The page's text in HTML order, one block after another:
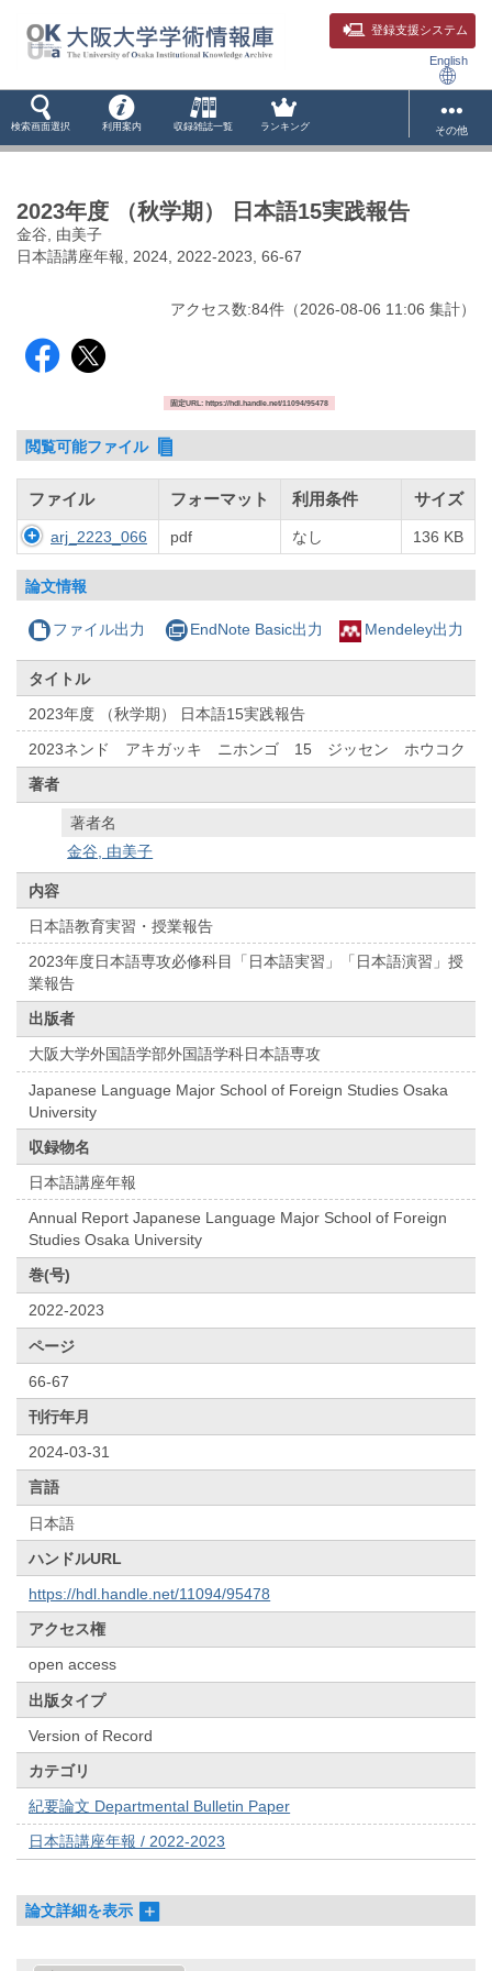
登録支援システム
English
検索画面選択 利用案内 収録雑誌一覧 ランキング その他
2023年度 （秋学期） 日本語15実践報告
金谷, 由美子
日本語講座年報, 2024, 2022-2023, 66-67
アクセス数:84件 （2026-08-06 11:06 集計）
固定URL: https://hdl.handle.net/11094/95478
閲覧可能ファイル
ファイル フォーマット 利用条件 サイズ
arj_2223_066 pdf なし 136 KB
論文情報
ファイル出力 EndNote Basic出力 Mendeley出力
タイトル
2023年度 （秋学期） 日本語15実践報告
2023ネンド アキガッキ ニホンゴ 15 ジッセン ホウコク
著者
著者名
金谷, 由美子
内容
日本語教育実習・授業報告
2023年度日本語専攻必修科目「日本語実習」「日本語演習」授
業報告
出版者
大阪大学外国語学部外国語学科日本語専攻
Japanese Language Major School of Foreign Studies Osaka
University
収録物名
日本語講座年報
Annual Report Japanese Language Major School of Foreign
Studies Osaka University
巻(号)
2022-2023
ページ
66-67
刊行年月
2024-03-31
言語
日本語
ハンドルURL
https://hdl.handle.net/11094/95478
アクセス権
open access
出版タイプ
Version of Record
カテゴリ
紀要論文 Departmental Bulletin Paper
日本語講座年報 / 2022-2023
論文詳細を表示